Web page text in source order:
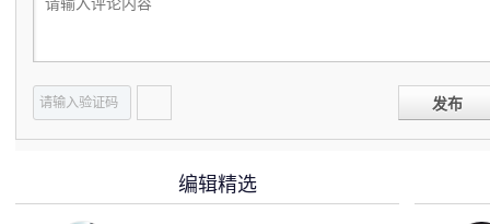
发布
编辑精选